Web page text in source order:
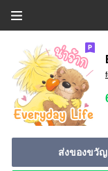
ส่งของขวัญ